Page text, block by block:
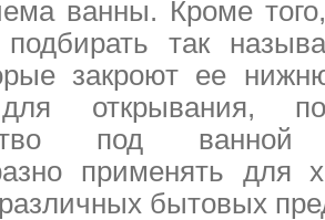
ванны. Кроме
так
закроют ее
открывания,
под
применять для
бытовых